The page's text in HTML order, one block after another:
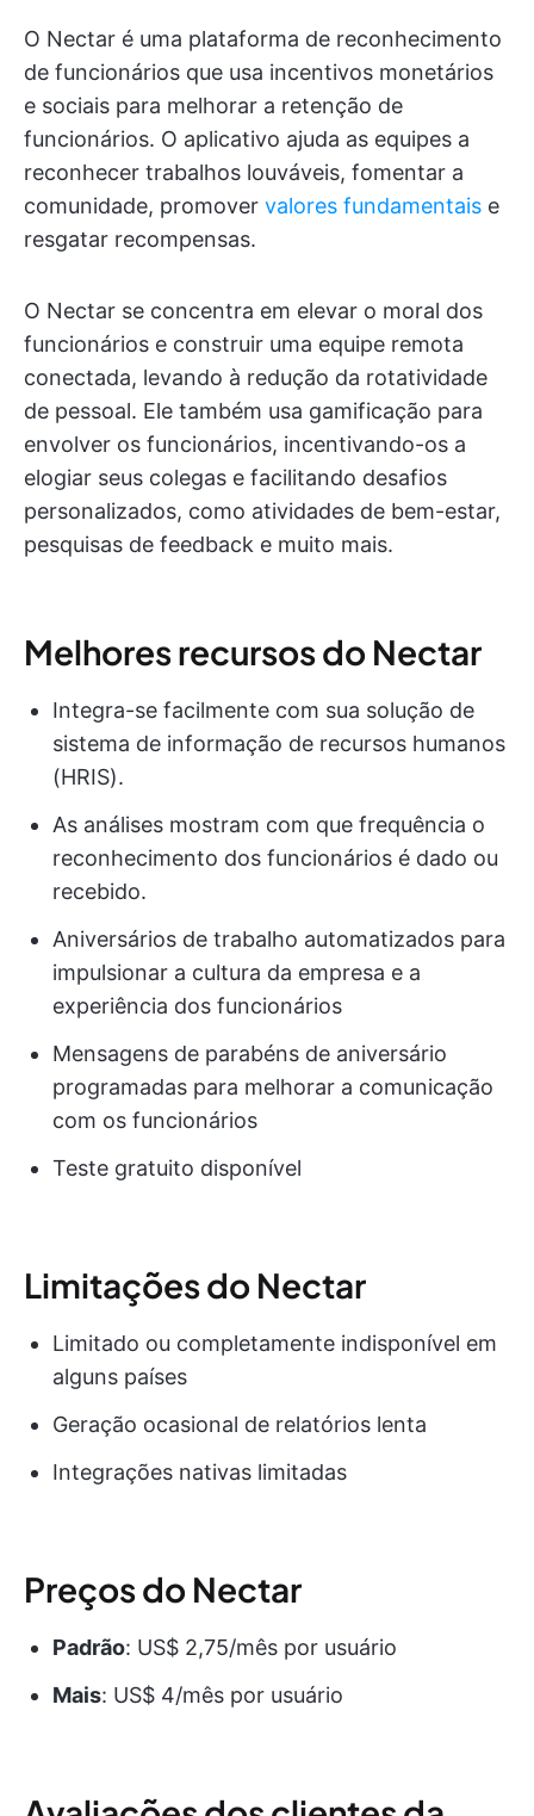
O Nectar é uma plataforma de reconhecimento
de funcionários que usa incentivos monetários
e sociais para melhorar a retenção de
funcionários. O aplicativo ajuda as equipes a
reconhecer trabalhos louváveis, fomentar a
comunidade, promover valores fundamentais e
resgatar recompensas.
O Nectar se concentra em elevar o moral dos
funcionários e construir uma equipe remota
conectada, levando à redução da rotatividade
de pessoal. Ele também usa gamificação para
envolver os funcionários, incentivando-os a
elogiar seus colegas e facilitando desafios
personalizados, como atividades de bem-estar,
pesquisas de feedback e muito mais.
Melhores recursos do Nectar
Integra-se facilmente com sua solução de
sistema de informação de recursos humanos
(HRIS).
As análises mostram com que frequência o
reconhecimento dos funcionários é dado ou
recebido.
Aniversários de trabalho automatizados para
impulsionar a cultura da empresa e a
experiência dos funcionários
Mensagens de parabéns de aniversário
programadas para melhorar a comunicação
com os funcionários
Teste gratuito disponível
Limitações do Nectar
Limitado ou completamente indisponível em
alguns países
Geração ocasional de relatórios lenta
Integrações nativas limitadas
Preços do Nectar
Padrão: US$ 2,75/mês por usuário
Mais: US$ 4/mês por usuário